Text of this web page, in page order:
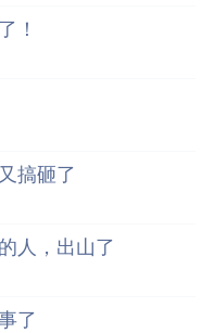
！
搞砸了
人，出山了
了